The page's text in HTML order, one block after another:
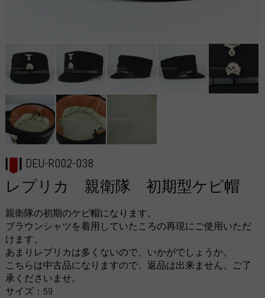
DEU-R002-038
レプリカ 親衛隊 初期型ケピ帽
親衛隊の初期のケピ帽になります。
ブラウンシャツを着用していたころの再現にご使用いただ
けます。
あまりレプリカは多くないので、いかがでしょうか。
こちらは中古品になりますので、返品は出来ません。ご了
承くださいませ。
サイズ：59